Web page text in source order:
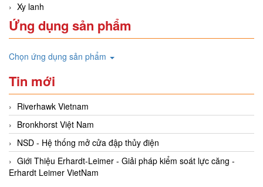
Xy lanh
Ứng dụng sản phẩm
Chọn ứng dụng sản phẩm
Tin mới
Riverhawk Vietnam
Bronkhorst Việt Nam
NSD - Hệ thống mở cửa đập thủy điện
Giới Thiệu Erhardt-Leimer - Giải pháp kiểm soát lực căng -
Erhardt Leimer VietNam